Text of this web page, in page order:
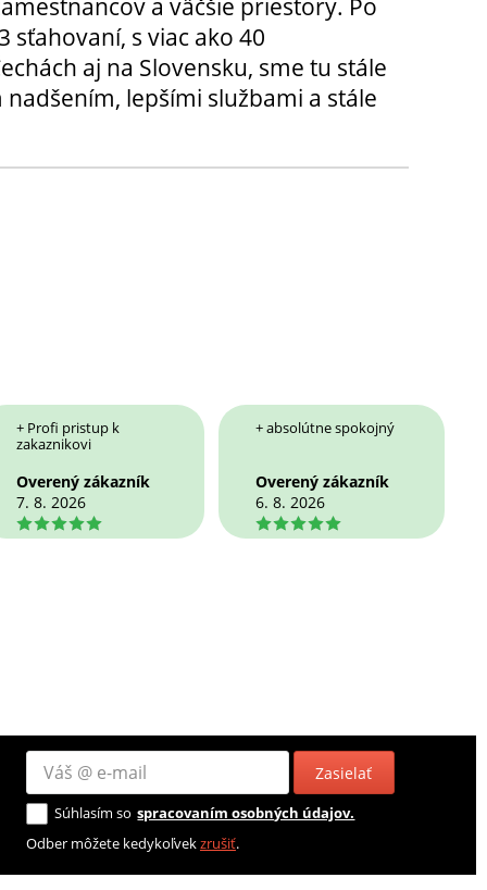
a väčšie priestory. Po
sťahovaní, s viac ako 40
aj na Slovensku, sme tu stále
lepšími službami a stále
+ Profi pristup k
zakaznikovi
Overený zákazník
7. 8. 2026
5
+ absolútne spokojný
Overený zákazník
6. 8. 2026
5
Zasielať
Súhlasím so spracovaním osobných údajov.
Odber môžete kedykoľvekzrušiť.